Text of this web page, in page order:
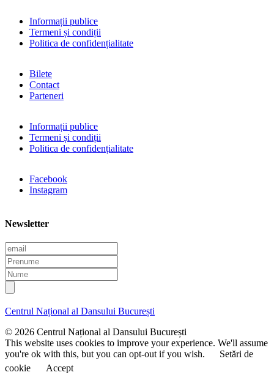
Informații publice
Termeni și condiții
Politica de confidențialitate
Bilete
Contact
Parteneri
Informații publice
Termeni și condiții
Politica de confidențialitate
Facebook
Instagram
Newsletter
E
m
a
i
l
P
r
e
n
m
N
u
m
e
Centrul Național al Dansului București
© 2026 Centrul Național al Dansului București
This website uses cookies to improve your experience. We'll assume
you're ok with this, but you can opt-out if you wish.
Setări de
cookie
Accept